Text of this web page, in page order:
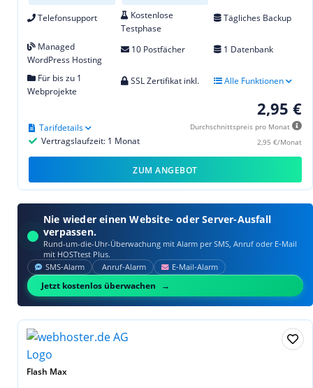
Telefonsupport
Kostenlose
Testphase
Tägliches Backup
Managed
WordPress Hosting
10 Postfächer 1 Datenbank
Für bis zu 1
Webprojekte
SSL Zertifikat inkl. Alle Funktionen
2,95 €
Durchschnittspreis pro Monat
2,95 €/Monat
Vertragslaufzeit: 1 Monat
Tarifdetails
ZUM ANGEBOT
Nie wieder einen Website- oder Server-Ausfall
verpassen.
Rund-um-die-Uhr-Überwachung mit Alarm per SMS, Anruf oder E‑Mail
mit HOSTtest Plus.
SMS‑Alarm Anruf‑Alarm E‑Mail‑Alarm
Jetzt kostenlos überwachen
Flash Max